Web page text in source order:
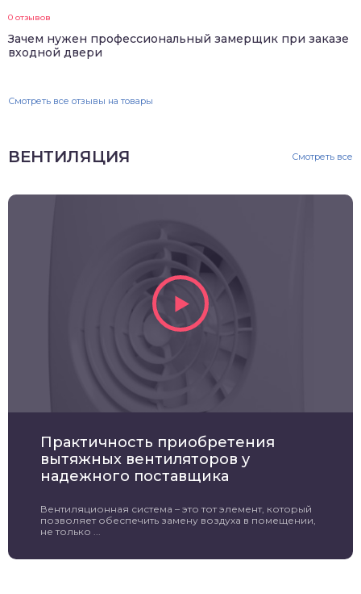
0 отзывов
Зачем нужен профессиональный замерщик при заказе
входной двери
Смотреть все отзывы на товары
ВЕНТИЛЯЦИЯ Смотреть все
Практичность приобретения
вытяжных вентиляторов у
надежного поставщика
Вентиляционная система – это тот элемент, который
позволяет обеспечить замену воздуха в помещении,
не только ...